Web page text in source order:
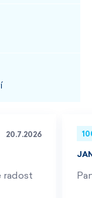
20.7.2026
radost